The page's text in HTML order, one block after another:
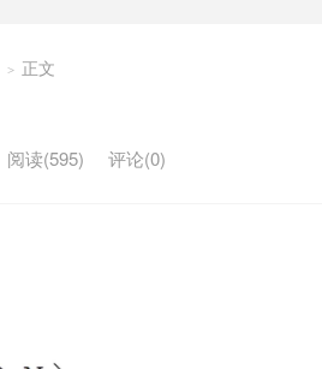
> 正文
阅读(595) 评论(0)